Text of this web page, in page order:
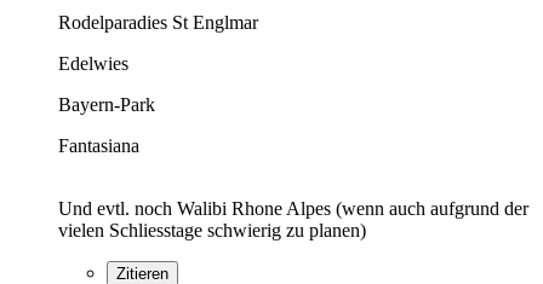
Rodelparadies St Englmar
Edelwies
Bayern-Park
Fantasiana
Und evtl. noch Walibi Rhone Alpes (wenn auch aufgrund der
vielen Schliesstage schwierig zu planen)
Zitieren